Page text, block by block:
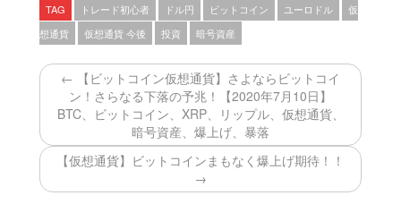
TAG
トレード初心者 ドル円 ビットコイン ユーロドル
仮
想通貨
仮想通貨 今後 投資 暗号資産
← 【ビットコイン仮想通貨】さよならビットコイ
ン！さらなる下落の予兆！【2020年7月10日】
BTC、ビットコイン、XRP、リップル、仮想通貨、
暗号資産、爆上げ、暴落
【仮想通貨】ビットコインまもなく爆上げ期待！！
→